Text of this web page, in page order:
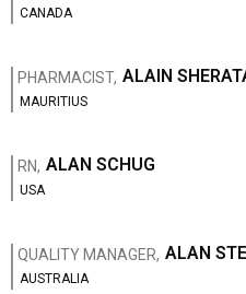
CANADA
PHARMACIST, ALAIN
MAURITIUS
RN, ALAN SCHUG
USA
QUALITY MANAGER, ALAN
AUSTRALIA